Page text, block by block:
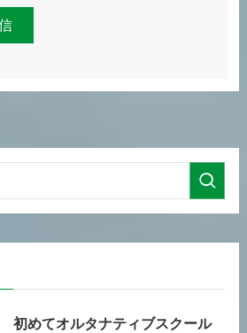
初めてオルタナティブスクール